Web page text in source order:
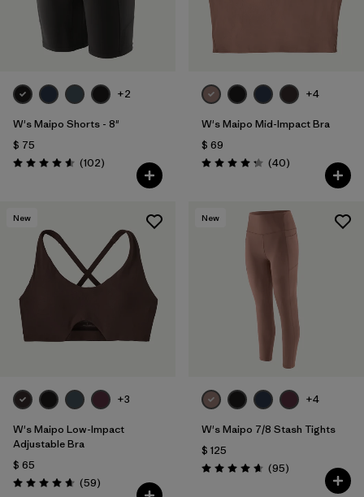
+2
W's Maipo Shorts - 8"
$ 75
Valoración: 4.6 / 5
(102Comentarios
)
+4
W's Maipo Mid-Impact Bra
$ 69
Valoración: 4.3 / 5
(40Comentarios
)
New
+3
W's Maipo Low-Impact
Adjustable Bra
$ 65
Valoración: 4.7 / 5
(59Comentarios
)
New
+4
W's Maipo 7/8 Stash Tights
$ 125
Valoración: 4.7 / 5
(95Comentarios
)